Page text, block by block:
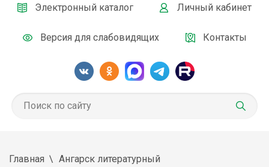
Электронный каталог Личный кабинет
Версия для слабовидящих Контакты
Главная Ангарск литературный